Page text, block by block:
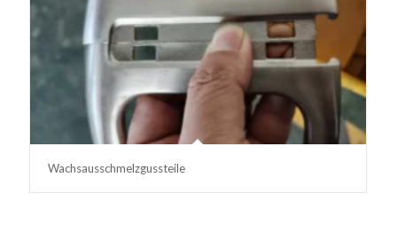
Wachsausschmelzgussteile